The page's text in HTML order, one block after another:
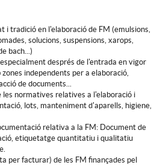
i tradició en l'elaboració de FM (emulsions,
solucions, suspensions, xarops,
bach...)
després de l'entrada en vigor
independents per a elaboració,
de documents...
normatives relatives a l'elaboració i
lots, manteniment d'aparells, higiene,
relativa a la FM: Document de
etiquetatge quantitatiu i qualitatiu
per facturar) de les FM finançades pel